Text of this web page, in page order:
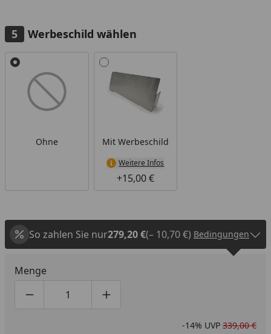
Werbeschild wählen
Alle anzeigen (2)
Ohne Mit Werbeschild
Weitere Infos
+15,00 €
So zahlen Sie nur279,20 €(– 10,70 €) Bedingungen
Menge
Produktmenge um eins verringern
Produktmenge manuell eingeben
Produktmenge um eins erhöhen
-14% UVP 339,00 €